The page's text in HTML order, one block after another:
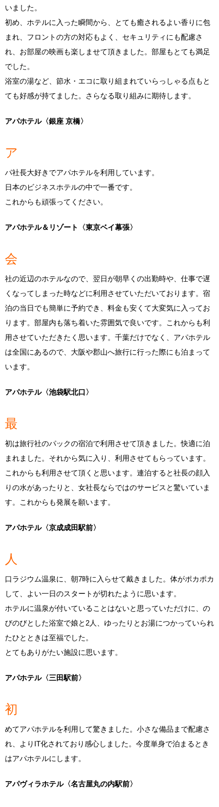
いました。
初め、ホテルに入った瞬間から、とても癒されるよい香りに包
まれ、フロントの方の対応もよく、セキュリティにも配慮さ
れ、お部屋の映画も楽しませて頂きました。部屋もとても満足
でした。
浴室の湯など、節水・エコに取り組まれていらっしゃる点もと
ても好感が持てました。さらなる取り組みに期待します。
アパホテル〈銀座 京橋〉
ア
パ社長大好きでアパホテルを利用しています。
日本のビジネスホテルの中で一番です。
これからも頑張ってください。
アパホテル＆リゾート〈東京ベイ幕張〉
会
社の近辺のホテルなので、翌日が朝早くの出勤時や、仕事で遅
くなってしまった時などに利用させていただいております。宿
泊の当日でも簡単に予約でき、料金も安くて大変気に入ってお
ります。部屋内も落ち着いた雰囲気で良いです。これからも利
用させていただきたく思います。千葉だけでなく、アパホテル
は全国にあるので、大阪や郡山へ旅行に行った際にも泊まって
います。
アパホテル〈池袋駅北口〉
最
初は旅行社のパックの宿泊で利用させて頂きました。快適に泊
まれました。それから気に入り、利用させてもらっています。
これからも利用させて頂くと思います。連泊すると社長の顔入
りの水があったりと、女社長ならではのサービスと驚いていま
す。これからも発展を願います。
アパホテル〈京成成田駅前〉
人
口ラジウム温泉に、朝7時に入らせて戴きました。体がポカポカ
して、よい一日のスタートが切れたように思います。
ホテルに温泉が付いていることはないと思っていただけに、の
びのびとした浴室で娘と2人、ゆったりとお湯につかっていられ
たひとときは至福でした。
とてもありがたい施設に思います。
アパホテル〈三田駅前〉
初
めてアパホテルを利用して驚きました。小さな備品まで配慮さ
れ、よりIT化されており感心しました。今度単身で泊まるとき
はアパホテルにします。
アパヴィラホテル〈名古屋丸の内駅前〉